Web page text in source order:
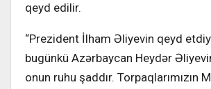
qeyd edilir.
“Prezident İlham Əliyevin qeyd
bugünkü Azərbaycan Heydər
onun ruhu şaddır. Torpaqlarımızın